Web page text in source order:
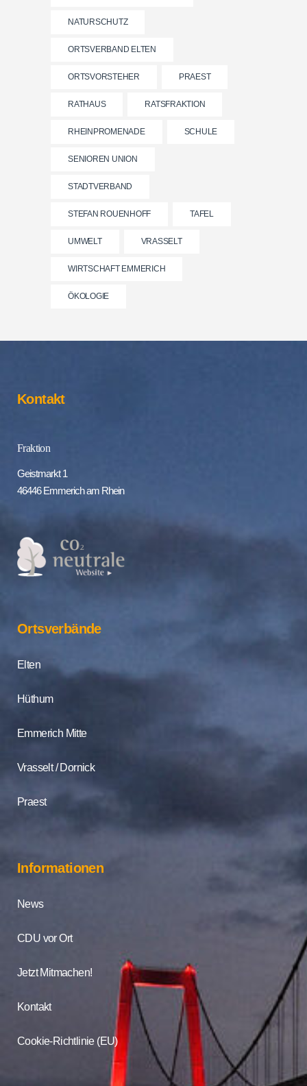
NATURSCHUTZ
ORTSVERBAND ELTEN
ORTSVORSTEHER PRAEST
RATHAUS RATSFRAKTION
RHEINPROMENADE SCHULE
SENIOREN UNION
STADTVERBAND
STEFAN ROUENHOFF TAFEL
UMWELT VRASSELT
WIRTSCHAFT EMMERICH
ÖKOLOGIE
Kontakt
Fraktion
Geistmarkt 1
46446 Emmerich am Rhein
Ortsverbände
Elten
Hüthum
Emmerich Mitte
Vrasselt / Dornick
Praest
Informationen
News
CDU vor Ort
Jetzt Mitmachen!
Kontakt
Cookie-Richtlinie (EU)